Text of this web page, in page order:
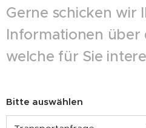
Gerne schicken wir
Informationen über
welche für Sie
Bitte auswählen